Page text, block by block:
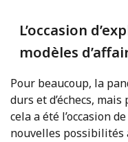
L’occasion
modèles
Pour beaucoup, la
durs et d’échecs,
cela a été l’occasion
nouvelles possibilités